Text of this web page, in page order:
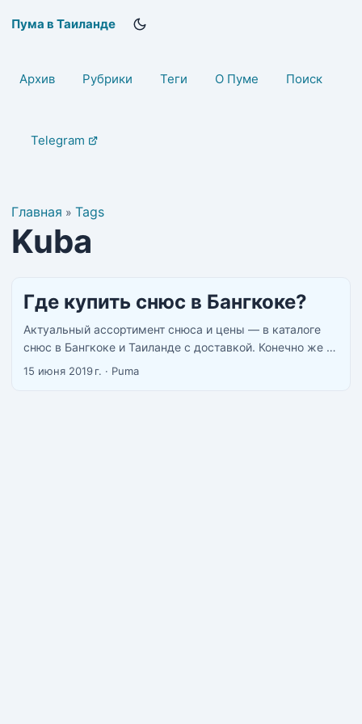
Пума в Таиланде
Архив Рубрики Теги О Пуме Поиск
Telegram
Главная » Tags
Kuba
Где купить снюс в Бангкоке?
Актуальный ассортимент снюса и цены — в каталоге
снюс в Бангкоке и Таиланде с доставкой. Конечно же у
нас есть ламповый чат кальянщиков Паттайи в
15 июня 2019 г. · Puma